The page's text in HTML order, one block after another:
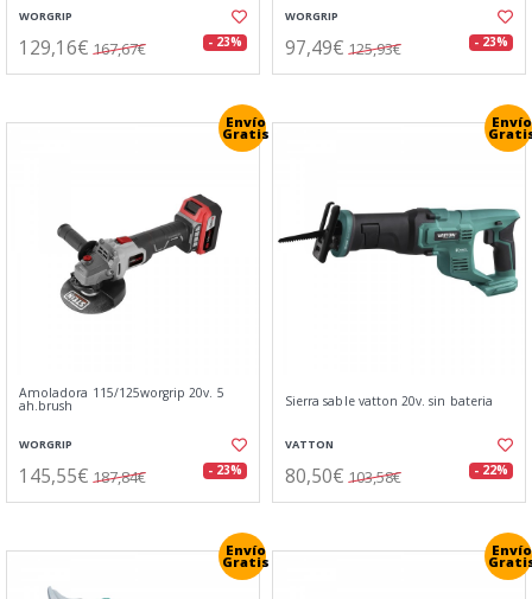
WORGRIP
129,16€ 167,67€ - 23%
WORGRIP
97,49€ 125,93€ - 23%
Envío
Gratis
Amoladora 115/125worgrip 20v. 5
ah.brush
WORGRIP
145,55€ 187,84€ - 23%
Envío
Sierra sable vatton 20v. sin bateria
VATTON
80,50€ 103,58€ - 22%
Envío
Gratis
Envío